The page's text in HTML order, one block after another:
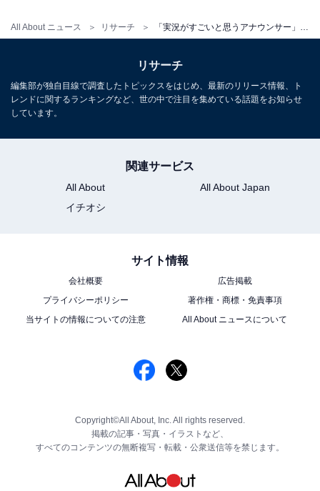
All About ニュース リサーチ 「実況がすごいと思うアナウンサー」ランキング！ 3位 上重聡、2位 三宅正治、1位は？
リサーチ
編集部が独自目線で調査したトピックスをはじめ、最新のリリース情報、ト
レンドに関するランキングなど、世の中で注目を集めている話題をお知らせ
しています。
関連サービス
All About
All About Japan
イチオシ
サイト情報
会社概要
広告掲載
プライバシーポリシー
著作権・商標・免責事項
当サイトの情報についての注意
All About ニュースについて
Copyright©All About, Inc. All rights reserved.
掲載の記事・写真・イラストなど、
すべてのコンテンツの無断複写・転載・公衆送信等を禁じます。